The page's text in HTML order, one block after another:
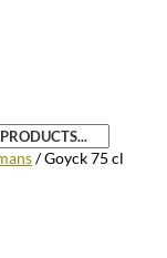
/ Goyck 75 cl